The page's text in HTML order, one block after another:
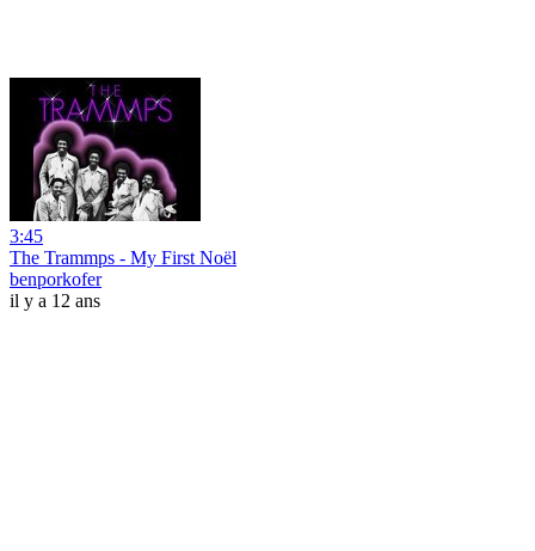
3:45
The Trammps - My First Noël
benporkofer
il y a 12 ans